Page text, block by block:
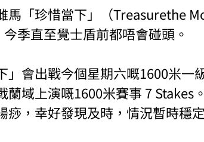
馬「珍惜當下」（Treasurethe
季直至覺士盾前都唔會碰頭。
」會出戰今個星期六嘅1600米一
域上演嘅1600米賽事 7 Stakes
痧，幸好發現及時，情況暫時穩